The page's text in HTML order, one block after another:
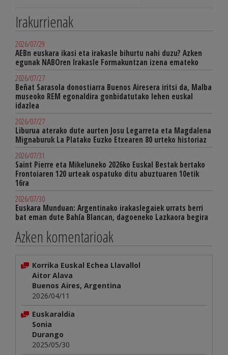
Irakurrienak
2026/07/29
AEBn euskara ikasi eta irakasle bihurtu nahi duzu? Azken
egunak NABOren Irakasle Formakuntzan izena emateko
2026/07/27
Beñat Sarasola donostiarra Buenos Airesera iritsi da, Malba
museoko REM egonaldira gonbidatutako lehen euskal
idazlea
2026/07/27
Liburua aterako dute aurten Josu Legarreta eta Magdalena
Mignaburuk La Platako Euzko Etxearen 80 urteko historiaz
2026/07/31
Saint Pierre eta Mikeluneko 2026ko Euskal Bestak bertako
Frontoiaren 120 urteak ospatuko ditu abuztuaren 10etik
16ra
2026/07/30
Euskara Munduan: Argentinako irakaslegaiek urrats berri
bat eman dute Bahía Blancan, dagoeneko Lazkaora begira
Azken komentarioak
Korrika Euskal Echea Llavallol
Aitor Alava
Buenos Aires, Argentina
2026/04/11
Euskaraldia
Sonia
Durango
2025/05/30